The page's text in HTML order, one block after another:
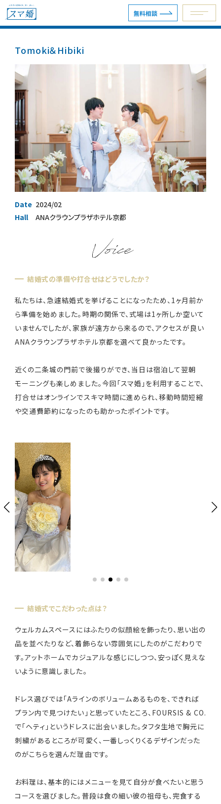
無料相談
ウェディングプラン
ショールーム・サロン 会場を探す
会場別見積例
装花・ドレス・料理
フェア＆キャンペーン
安さの秘密
ウェディングレポート
結婚準備ガイド
資料請求
予約専用ダイヤル 0120-098-754
Tomoki＆Hibiki
Date 2024/02
Hall
ANAクラウンプラザホテル京都
結婚式の準備や打合せはどうでしたか？
私たちは、急遽結婚式を挙げることになったため、1ヶ月前か
ら準備を始めました。時期の関係で、式場は1ヶ所しか空いて
いませんでしたが、家族が遠方から来るので、アクセスが良い
ANAクラウンプラザホテル京都を選べて良かったです。
近くの二条城の門前で後撮りができ、当日は宿泊して翌朝
モーニングも楽しめました。今回「スマ婚」を利用することで、
打合せはオンラインでスキマ時間に進められ、移動時間短縮
や交通費節約になったのも助かったポイントです。
結婚式でこだわった点は？
ウェルカムスペースにはふたりの似顔絵を飾ったり、思い出の
品を並べたりなど、着飾らない雰囲気にしたのがこだわりで
す。アットホームでカジュアルな感じにしつつ、安っぽく見えな
いように意識しました。
ドレス選びでは「Aラインのボリュームあるものを、できれば
プラン内で見つけたい」と思っていたところ、FOURSIS & CO.
で「ヘティ」というドレスに出会いました。タフタ生地で胸元に
刺繍があるところが可愛く、一番しっくりくるデザインだった
のがこちらを選んだ理由です。
お料理は、基本的にはメニューを見て自分が食べたいと思う
コースを選びました。普段は食の細い彼の祖母も、完食する